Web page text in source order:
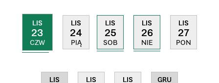
LIS
23
CZW
LIS
24
PIĄ
LIS
25
SOB
LIS
26
NIE
LIS
27
PON
LIS LIS LIS GRU